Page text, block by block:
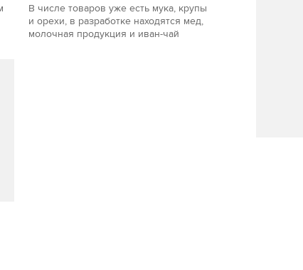
В числе товаров уже есть мука, крупы
и орехи, в разработке находятся мед,
молочная продукция и иван-чай